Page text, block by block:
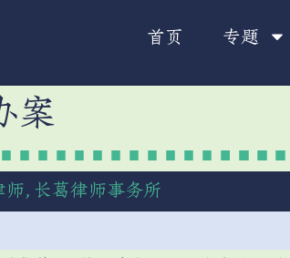
首页 专题
案
师 长葛律师事务所